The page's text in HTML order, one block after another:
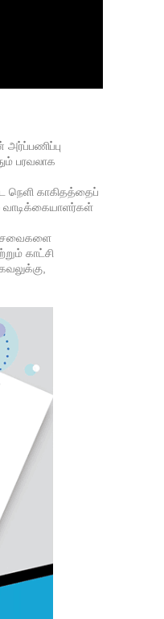
பரவலாக
நெளி காகிதத்தைப்
வாடிக்கையாளர்கள்
காட்சி